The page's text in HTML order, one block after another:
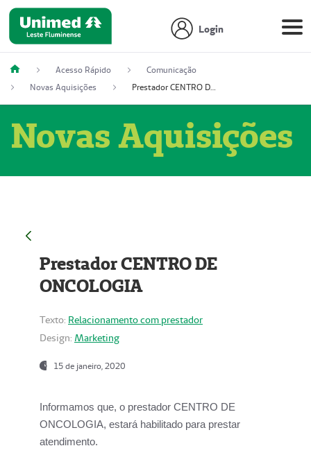
Login
Acesso Rápido
Comunicação
Novas Aquisições
Prestador CENTRO DE ONCOLOGIA
Novas Aquisições
Prestador CENTRO DE
ONCOLOGIA
Texto: Relacionamento com prestador
Design: Marketing
15 de janeiro, 2020
Informamos que, o prestador CENTRO DE
ONCOLOGIA, estará habilitado para prestar
atendimento.